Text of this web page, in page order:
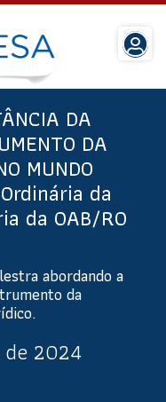
DA
DA
MUNDO
da
da OAB/RO
abordando a
da
de 2024